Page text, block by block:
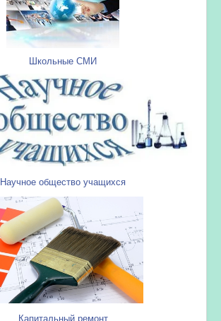
Школьные СМИ
Научное общество учащихся
Капитальный ремонт